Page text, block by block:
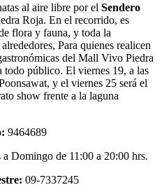
al aire libre por el Sendero
Roja. En el recorrido, es
flora y fauna, y toda la
Para quienes realicen
del Mall Vivo Piedra
todo público. El viernes 19, a las
y el viernes 25 será el
show frente a la laguna
9464689
a Domingo de 11:00 a 20:00 hrs.
09-7337245